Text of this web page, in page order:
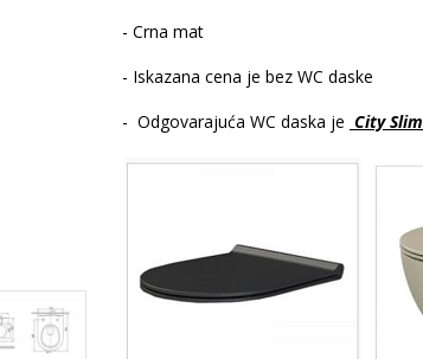
- Crna mat
- Iskazana cena je bez WC daske
- Odgovarajuća WC daska je City Slim